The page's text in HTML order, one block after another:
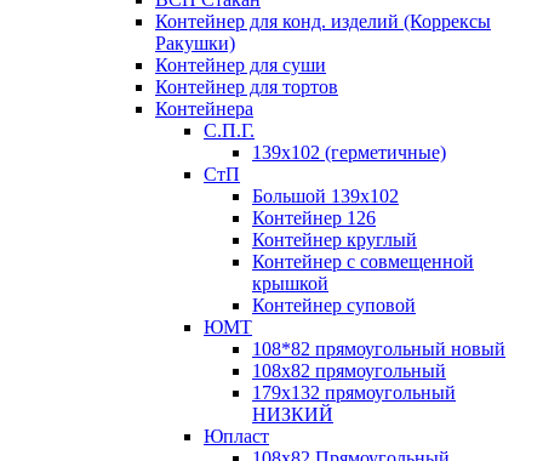
Контейнер для конд. изделий (Коррексы
Ракушки)
Контейнер для суши
Контейнер для тортов
Контейнера
С.П.Г.
139х102 (герметичные)
СтП
Большой 139х102
Контейнер 126
Контейнер круглый
Контейнер с совмещенной
крышкой
Контейнер суповой
ЮМТ
108*82 прямоугольный новый
108х82 прямоугольный
179х132 прямоугольный
НИЗКИЙ
Юпласт